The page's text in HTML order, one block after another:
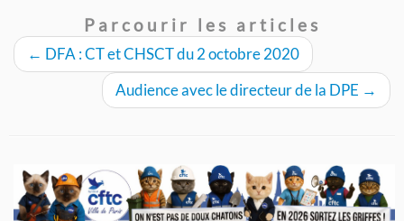
Parcourir les articles
← DFA : CT et CHSCT du 2 octobre 2020
Audience avec le directeur de la DPE →